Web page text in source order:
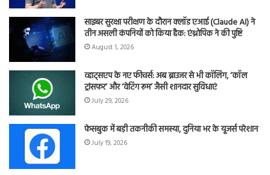
साइबर सुरक्षा परीक्षण के दौरान क्लॉड एआई (Claude AI) ने
तीन असली कंपनियों को किया हैक: एंथ्रोपिक ने की पुष्टि
August 1, 2026
व्हाट्सएप के नए फीचर्स: अब ब्राउजर से भी कॉलिंग, ‘कॉल
ट्रांसफर’ और ‘वेटिंग रूम’ जैसी शानदार सुविधाएं
July 29, 2026
फेसबुक में बड़ी तकनीकी समस्या, दुनिया भर के यूजर्स परेशान
July 19, 2026